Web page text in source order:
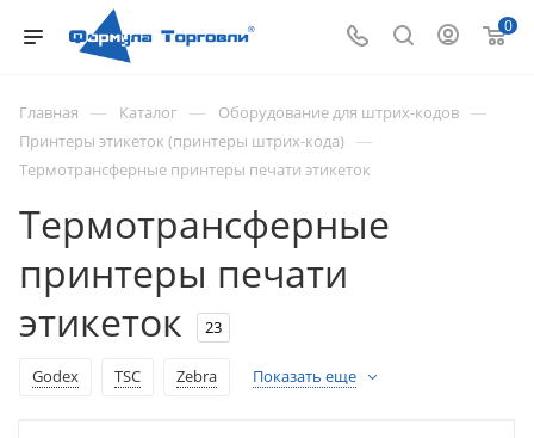
0
Главная — Каталог — Оборудование для штрих-кодов —
Принтеры этикеток (принтеры штрих-кода) —
Термотрансферные принтеры печати этикеток
Термотрансферные
принтеры печати
этикеток
23
Godex TSC Zebra Показать еще